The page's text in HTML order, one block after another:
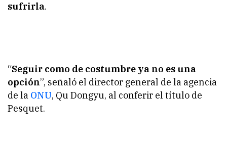
sufrirla.
“Seguir como de costumbre ya no es una
opción”, señaló el director general de la agencia
de la ONU, Qu Dongyu, al conferir el título de
Pesquet.